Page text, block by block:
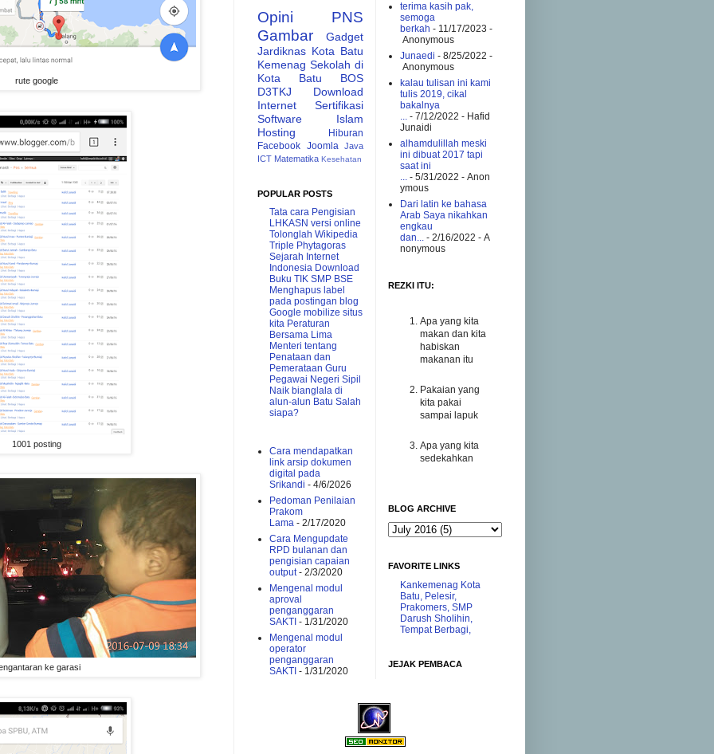
rute google
1001 posting
ke garasi
Opini
PNS
Gambar
Gadget
Jardiknas Kota Batu
Kemenag Sekolah di
Kota Batu
BOS
D3TKJ
Download
Internet
Sertifikasi
Software
Islam
Hosting
Hiburan
Facebook Joomla
Java
ICT Matematika Kesehatan
POPULAR POSTS
Tata cara Pengisian
LHKASN versi online
Tolonglah Wikipedia
Triple Phytagoras
Sejarah Internet
Indonesia Download
Buku TIK SMP BSE
Menghapus label
pada postingan blog
Google mobilize situs
kita Peraturan
Bersama Lima
Menteri tentang
Penataan dan
Pemerataan Guru
Pegawai Negeri Sipil
Naik bianglala di
alun-alun Batu Salah
siapa?
Cara mendapatkan
link arsip dokumen
digital pada
Srikandi - 4/6/2026
Pedoman Penilaian
Prakom
Lama - 2/17/2020
Cara Mengupdate
RPD bulanan dan
pengisian capaian
output- 2/3/2020
Mengenal modul
aproval
penganggaran
SAKTI - 1/31/2020
Mengenal modul
operator
penganggaran
SAKTI - 1/31/2020
terima kasih pak,
semoga
berkah - 11/17/2023 -
Anonymous
Junaedi - 8/25/2022 -
Anonymous
kalau tulisan ini kami
tulis 2019, cikal
bakalnya
- 7/12/2022 - Hafid
Junaidi
alhamdulillah meski
ini dibuat 2017 tapi
saat ini
- 5/31/2022 - Anon
ymous
Dari latin ke bahasa
Arab Saya nikahkan
engkau
dan...
- 2/16/2022 - A
nonymous
REZKI ITU:
Apa yang kita
makan dan kita
habiskan
makanan itu
Pakaian yang
kita pakai
sampai lapuk
Apa yang kita
sedekahkan
BLOG ARCHIVE
FAVORITE LINKS
Kankemenag Kota
Batu, Pelesir,
Prakomers, SMP
Darush Sholihin,
Tempat Berbagi,
JEJAK PEMBACA